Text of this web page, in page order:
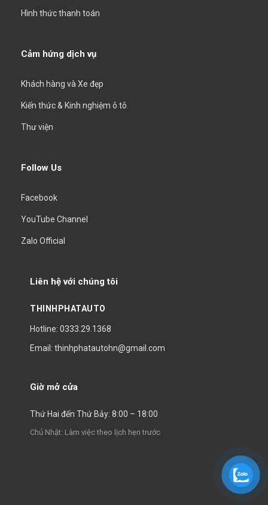
Hình thức thanh toán
Cảm hứng dịch vụ
Khách hàng và Xe đẹp
Kiến thức & Kinh nghiệm ô tô
Thư viện
Follow Us
Facebook
YouTube Channel
Zalo Official
Liên hệ với chúng tôi
THINHPHATAUTO
Hotline: 0333.29.1368
Email: thinhphatautohn@gmail.com
Giờ mở cửa
Thứ Hai đến Thứ Bảy: 8:00 – 18:00
Chủ Nhật: Làm việc theo lịch hẹn trước